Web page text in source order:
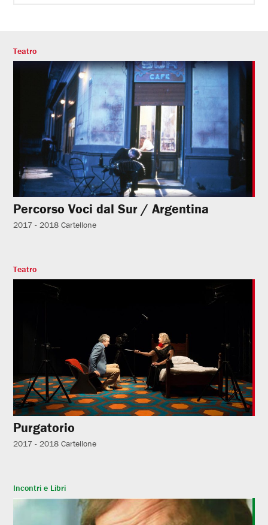
Teatro
Percorso Voci dal Sur / Argentina
2017 - 2018 Cartellone
Teatro
Purgatorio
2017 - 2018 Cartellone
Incontri e Libri